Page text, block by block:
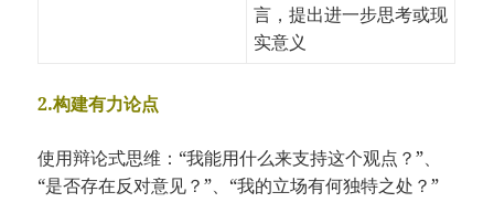
言，提出进一步思考或现
实意义
2.构建有力论点
使用辩论式思维：“我能用什么来支持这个观点？”、
“是否存在反对意见？”、“我的立场有何独特之处？”